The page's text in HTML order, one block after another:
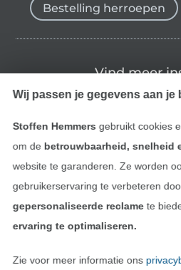
Bestelling herroepen
Vind meer
Wij passen je gegevens aan je
Stoffen Hemmers gebruikt cookies
om de betrouwbaarheid, snelheid
website te garanderen. Ze worden
gebruikerservaring te verbeteren
gepersonaliseerde reclamete
ervaring te optimaliseren.
Zie voor meer informatie ons